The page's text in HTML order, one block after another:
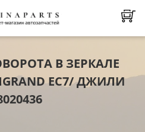
В ЗЕРКАЛЕ
EC7/ ДЖИЛИ